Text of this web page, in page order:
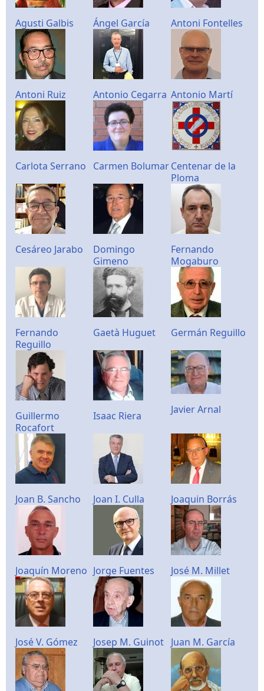
Agusti Galbis Ángel García Antoni Fontelles
Antoni Ruiz Antonio Cegarra Antonio Martí
Carlota Serrano Carmen BolumarCentenar de la
Ploma
Cesáreo Jarabo
Domingo
Gimeno
Fernando
Mogaburo
Fernando
Reguillo
Gaetà Huguet Germán Reguillo
Guillermo
Rocafort
Isaac Riera Javier Arnal
Joan B. Sancho Joan I. Culla Joaquin Borrás
Joaquín Moreno Jorge Fuentes José M. Millet
José V. Gómez Josep M. Guinot Juan M. García